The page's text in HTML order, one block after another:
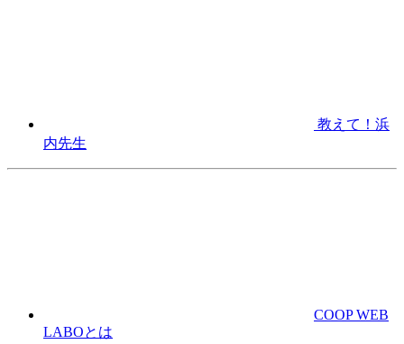
教えて！浜
内先生
COOP WEB
LABOとは